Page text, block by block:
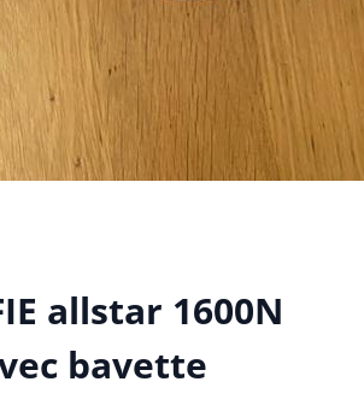
allstar 1600N
bavette